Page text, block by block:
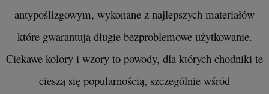
antypoślizgowym, wykonane z najlepszych materiałów
które gwarantują długie bezproblemowe użytkowanie.
Ciekawe kolory i wzory to powody, dla których chodniki te
cieszą się popularnością, szczególnie wśród